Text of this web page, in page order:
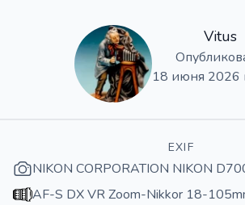
Vitus
18 июня 2026
EXIF
NIKON CORPORATION NIKON
AF-S DX VR Zoom-Nikkor 18-